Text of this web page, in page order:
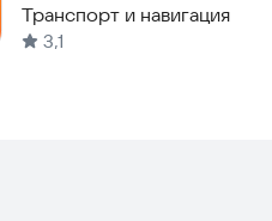
ZippyBus
Транспорт и навигация
3,1